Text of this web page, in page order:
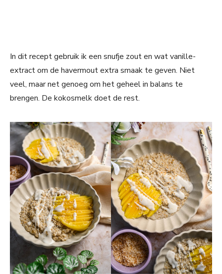
In dit recept gebruik ik een snufje zout en wat vanille-
extract om de havermout extra smaak te geven. Niet
veel, maar net genoeg om het geheel in balans te
brengen. De kokosmelk doet de rest.